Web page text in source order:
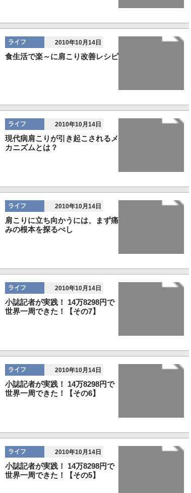
ライフ 2010年10月14日
食生活で楽～に肩こり改善レシピ
ライフ 2010年10月14日
現代病肩こりが引き起こされるメ
カニズムとは？
ライフ 2010年10月14日
肩こりに立ち向かうには、まず痛
みの根本を探るべし
ライフ 2010年10月14日
小誌記者が実践！ 14万8298円で
世界一周できた！【その7】
ライフ 2010年10月14日
小誌記者が実践！ 14万8298円で
世界一周できた！【その6】
ライフ 2010年10月14日
小誌記者が実践！ 14万8298円で
世界一周できた！【その5】